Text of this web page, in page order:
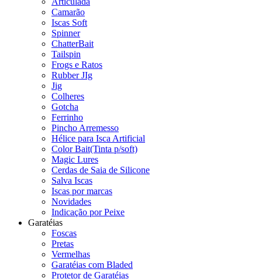
Camarão
Iscas Soft
Spinner
ChatterBait
Tailspin
Frogs e Ratos
Rubber JIg
Jig
Colheres
Gotcha
Ferrinho
Pincho Arremesso
Hélice para Isca Artificial
Color Bait(Tinta p/soft)
Magic Lures
Cerdas de Saia de Silicone
Salva Iscas
Iscas por marcas
Novidades
Indicação por Peixe
Garatéias
Foscas
Pretas
Vermelhas
Garatéias com Bladed
Protetor de Garatéias